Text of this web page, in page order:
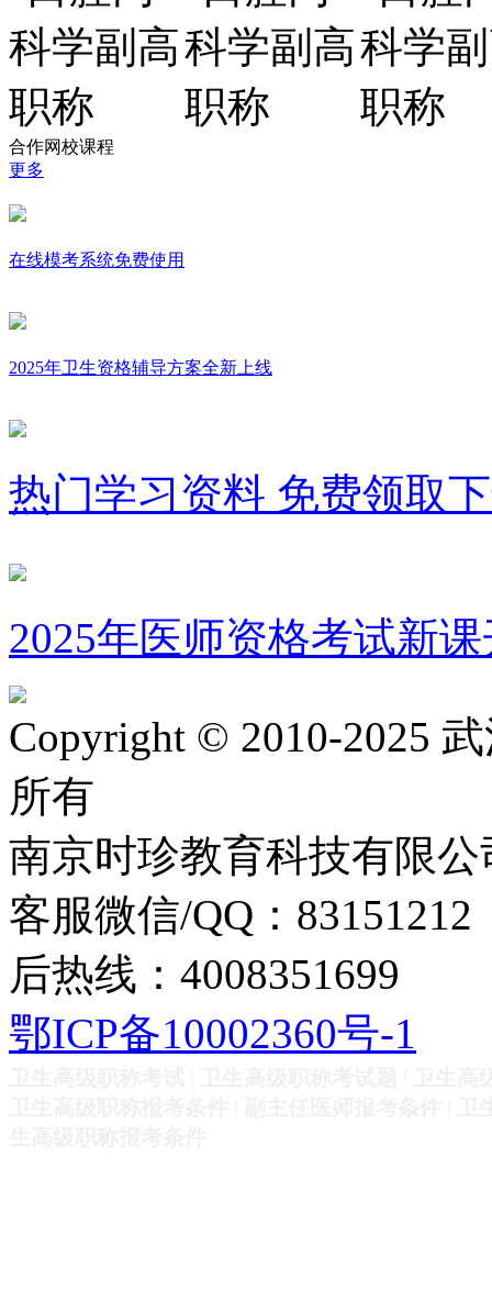
合作网校课程
更多
在线模考系统免费使用
2025年卫生资格辅导方案全新上线
热门学习资料 免费领取
2025年医师资格考试新
Copyright © 2010-2025
所有
南京时珍教育科技有限
客服微信/QQ：
后热线：4008351699
鄂ICP备10002360号-1